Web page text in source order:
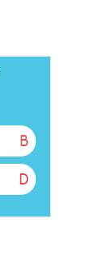
B
D